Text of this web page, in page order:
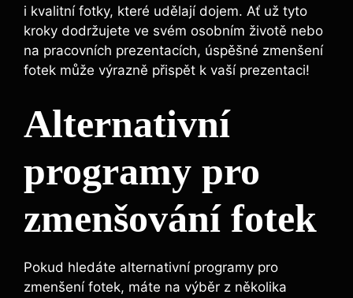
i kvalitní fotky, které udělají dojem. Ať už tyto
kroky dodržujete ve svém osobním životě nebo
na pracovních prezentacích, úspěšné zmenšení
fotek může výrazně přispět k vaší prezentaci!
Alternativní
programy pro
zmenšování fotek
Pokud hledáte alternativní programy pro
zmenšení fotek, máte na výběr z několika